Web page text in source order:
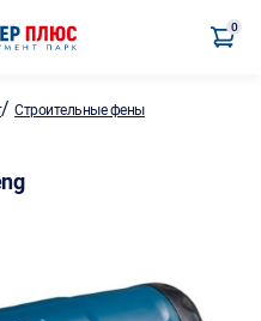
0
/Строительные фены